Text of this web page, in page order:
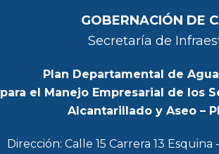
GOBERNACIÓN DE
Secretaría de
Plan Departamental de
para el Manejo Empresarial de los
Alcantarillado y Aseo –
Dirección: Calle 15 Carrera 13